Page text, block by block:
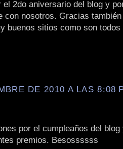
el 2do aniversario del blog y
con nosotros. Gracias
buenos sitios como son
DE 2010 A LAS 8:08
por el cumpleaños del
premios. Besossssss